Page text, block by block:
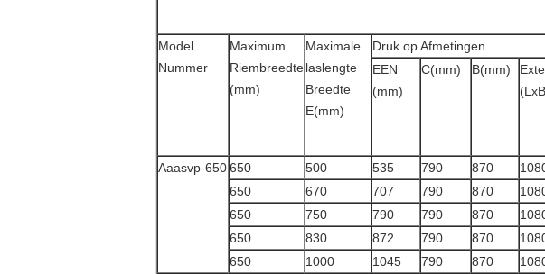
Model
Nummer
Maximum
Riembreedte
(mm)
Maximale
laslengte
Breedte
E(mm)
Druk op Afmetingen
EEN
(mm)
C(mm) B(mm)
Aaasvp-650650 500 535 790 870
650
670 707 790 870
650
750 790 790 870
650
830 872 790 870
650
1000 1045 790 870